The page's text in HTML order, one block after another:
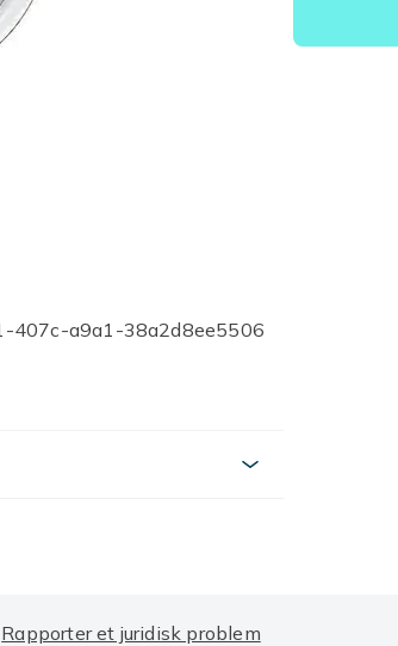
407c-a9a1-38a2d8ee5506
Rapporter et juridisk problem